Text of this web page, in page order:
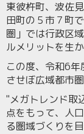
東彼杵町、波佐
田町の５市７町
圏」では行政区
ルメリットを生
この度、令和6年
させぼ広域都市
"メガトレンド取
点をもって、人
る圏域づくりを